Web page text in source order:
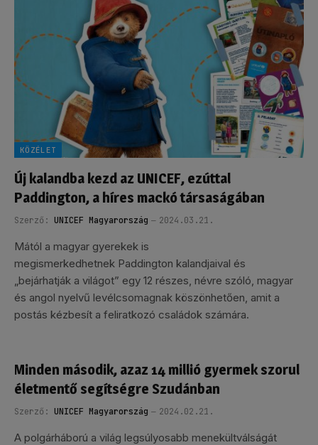
KÖZÉLET
Új kalandba kezd az UNICEF, ezúttal
Paddington, a híres mackó társaságában
Szerző: UNICEF Magyarország 2024.03.21.
Mától a magyar gyerekek is
megismerkedhetnek Paddington kalandjaival és
„bejárhatják a világot” egy 12 részes, névre szóló, magyar
és angol nyelvű levélcsomagnak köszönhetően, amit a
postás kézbesít a feliratkozó családok számára.
Minden második, azaz 14 millió gyermek szorul
életmentő segítségre Szudánban
Szerző: UNICEF Magyarország 2024.02.21.
A polgárháború a világ legsúlyosabb menekültválságát